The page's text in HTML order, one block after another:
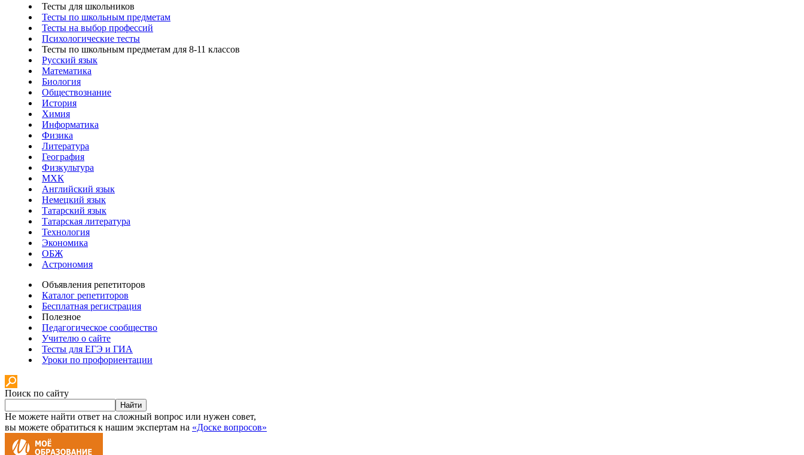
Тесты для школьников
Тесты по школьным предметам
Тесты на выбор профессий
Психологические тесты
Тесты по школьным предметам для 8-11 классов
Русский язык
Математика
Биология
Обществознание
История
Химия
Информатика
Физика
Литература
География
Физкультура
МХК
Английский язык
Немецкий язык
Татарский язык
Татарская литература
Технология
Экономика
ОБЖ
Астрономия
Объявления репетиторов
Каталог репетиторов
Бесплатная регистрация
Полезное
Педагогическое сообщество
Учителю о сайте
Тесты для ЕГЭ и ГИА
Уроки по профориентации
Поиск по сайту
Найти
Не можете найти ответ на сложный вопрос или нужен совет,
вы можете обратиться к нашим экспертам на «Доске вопросов»